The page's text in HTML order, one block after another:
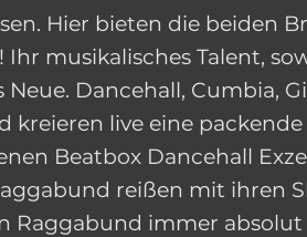
Hier bieten die beiden
musikalisches Talent,
Dancehall, Cumbia,
kreieren live eine
Beatbox Dancehall
reißen mit ihren
immer